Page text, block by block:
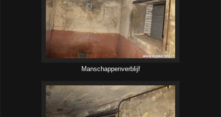
Manschappenverblijf